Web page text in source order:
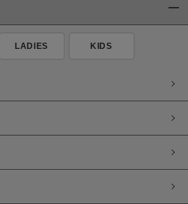
LADIES KIDS